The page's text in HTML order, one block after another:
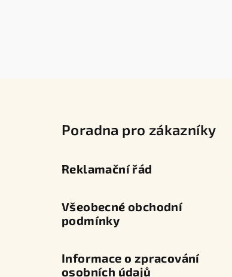
Poradna pro zákazníky
Reklamační řád
Všeobecné obchodní
podmínky
Informace o zpracování
osobních údajů